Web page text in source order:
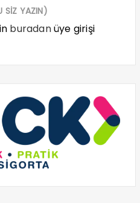
SİZ YAZIN)
buradanüye girişi